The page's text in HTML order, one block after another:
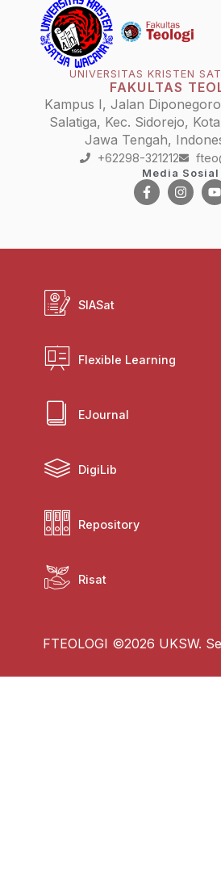
UNIVERSITAS KRISTEN
FAKULTAS
Kampus I, Jalan
Salatiga, Kec. Sidorejo,
Jawa Tengah,
+62298-321212
Media Sosial
SIASat
Flexible Learning
EJournal
DigiLib
Repository
Risat
FTEOLOGI ©2026 UKSW.